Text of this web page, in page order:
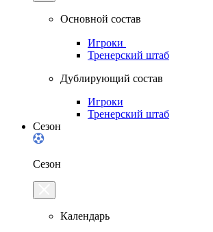
Основной состав
Игроки
Тренерский штаб
Дублирующий состав
Игроки
Тренерский штаб
Сезон
Сезон
Календарь